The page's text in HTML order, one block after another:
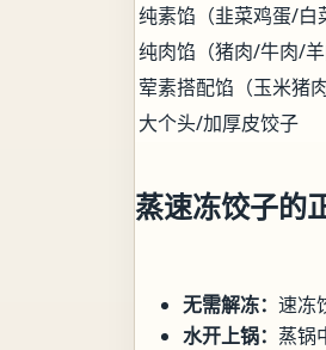
纯素馅（韭菜鸡蛋/白
纯肉馅（猪肉/牛肉/羊
荤素搭配馅（玉米猪
大个头/加厚皮饺子
蒸速冻饺子的
无需解冻： 速冻
水开上锅： 蒸锅